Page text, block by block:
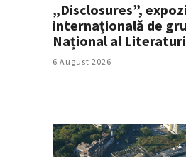
„Disclosures”,
internațională de
Național al
6 August 2026